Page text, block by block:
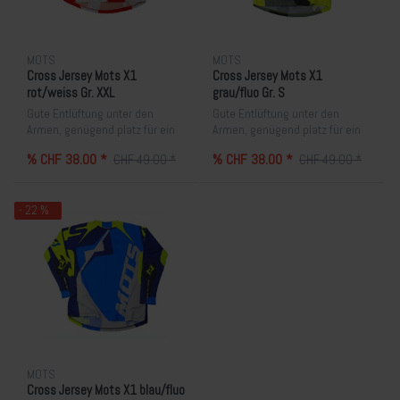
MOTS
Cross Jersey Mots X1
rot/weiss Gr. XXL
Gute Entlüftung unter den
Armen, genügend platz für ein
zum tragen. Lieferfrist 10-15
% CHF 38.00 * CHF 49.00 *
MOTS
Cross Jersey Mots X1
grau/fluo Gr. S
Gute Entlüftung unter den
Armen, genügend platz für ein
zum tragen.
% CHF 38.00 * CHF 49.00 *
- 22 %
MOTS
Cross Jersey Mots X1 blau/fluo